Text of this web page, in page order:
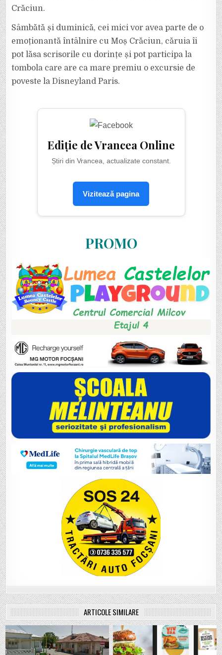
Crăciun.
Sâmbătă și duminică, cei mici vor avea parte de o
emoționantă întâlnire cu Moș Crăciun, căruia îi
pot lăsa scrisorile cu dorințe și pot participa la
tombola care are ca mare premiu o excursie de
poveste la Disneyland Paris.
Ediție de Vrancea Online
Știri din Vrancea, actualizate constant.
Vizitează pagina
PROMO
ARTICOLE SIMILARE